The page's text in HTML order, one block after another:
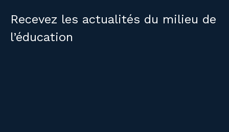
Recevez les actualités du milieu de
l’éducation